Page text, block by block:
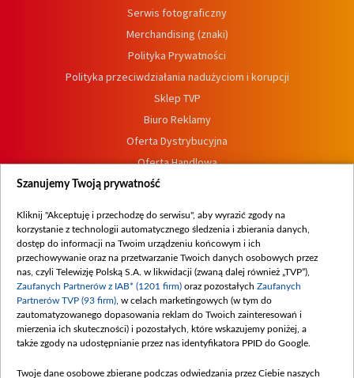
Serwis fotograficzny
Merchandising (znaki)
Polityka Prywatności
Polityka przeciwdziałania nadużyciom i korupcji
Sklep TVP
Biuro Reklamy
Oferta Dystrybucyjna
Oferta Handlowa
Dostępność
Procedura zgłoszeń wewnętrznych
Szanujemy Twoją prywatność
Kliknij "Akceptuję i przechodzę do serwisu", aby wyrazić zgody na
korzystanie z technologii automatycznego śledzenia i zbierania danych,
dostęp do informacji na Twoim urządzeniu końcowym i ich
przechowywanie oraz na przetwarzanie Twoich danych osobowych przez
nas, czyli Telewizję Polską S.A. w likwidacji (zwaną dalej również „TVP”),
Zaufanych Partnerów z IAB* (1201 firm) oraz pozostałych Zaufanych
Partnerów TVP (93 firm) , w celach marketingowych (w tym do
zautomatyzowanego dopasowania reklam do Twoich zainteresowań i
mierzenia ich skuteczności) i pozostałych, które wskazujemy poniżej, a
także zgody na udostępnianie przez nas identyfikatora PPID do Google.
Twoje dane osobowe zbierane podczas odwiedzania przez Ciebie naszych